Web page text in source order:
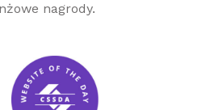
nagrody.